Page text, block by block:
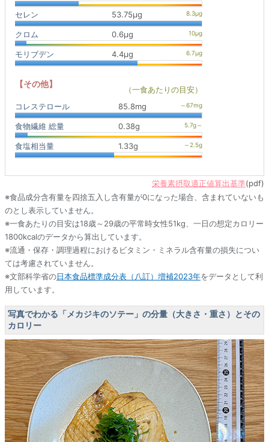
セレン 53.75μg
クロム 0.6μg
モリブデン 4.4μg
【その他】
（一食あたりの目安）
コレステロール
85.8mg
食物繊維 総量 0.38g
食塩相当量 1.33g
栄養素摂取適正値算出基準(pdf)
※食品成分含有量を四捨五入し含有量が0になった場合、含まれていないも
のとし表示していません。
※一食あたりの目安は18歳～29歳の平常時女性51kg、一日の想定カロリー
1800kcalのデータから算出しています。
※流通・保存・調理過程におけるビタミン・ミネラル含有量の損失につい
ては考慮されていません。
※文部科学省の日本食品標準成分表（八訂）増補2023年をデータとして利
用しています。
写真でわかる「メカジキのソテー」の分量（大きさ・重さ）とその
カロリー